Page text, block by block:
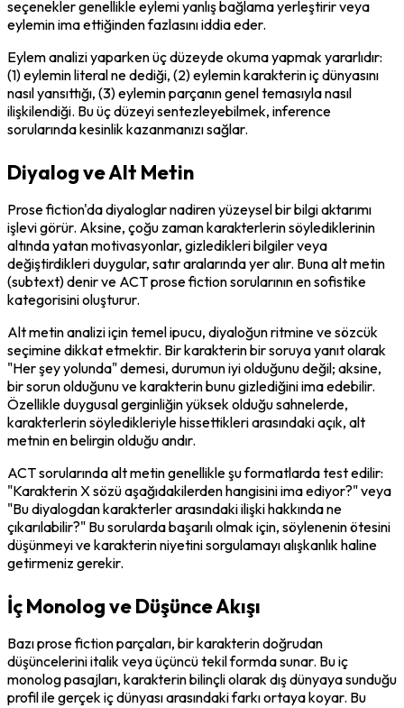
seçenekler genellikle eylemi yanlış bağlama yerleştirir veya
eylemin ima ettiğinden fazlasını iddia eder.
Eylem analizi yaparken üç düzeyde okuma yapmak yararlıdır:
(1) eylemin literal ne dediği, (2) eylemin karakterin iç dünyasını
nasıl yansıttığı, (3) eylemin parçanın genel temasıyla nasıl
ilişkilendiği. Bu üç düzeyi sentezleyebilmek, inference
sorularında kesinlik kazanmanızı sağlar.
Diyalog ve Alt Metin
Prose fiction'da diyaloglar nadiren yüzeysel bir bilgi aktarımı
işlevi görür. Aksine, çoğu zaman karakterlerin söylediklerinin
altında yatan motivasyonlar, gizledikleri bilgiler veya
değiştirdikleri duygular, satır aralarında yer alır. Buna alt metin
(subtext) denir ve ACT prose fiction sorularının en sofistike
kategorisini oluşturur.
Alt metin analizi için temel ipucu, diyaloğun ritmine ve sözcük
seçimine dikkat etmektir. Bir karakterin bir soruya yanıt olarak
"Her şey yolunda" demesi, durumun iyi olduğunu değil; aksine,
bir sorun olduğunu ve karakterin bunu gizlediğini ima edebilir.
Özellikle duygusal gerginliğin yüksek olduğu sahnelerde,
karakterlerin söyledikleriyle hissettikleri arasındaki açık, alt
metnin en belirgin olduğu andır.
ACT sorularında alt metin genellikle şu formatlarda test edilir:
"Karakterin X sözü aşağıdakilerden hangisini ima ediyor?" veya
"Bu diyalogdan karakterler arasındaki ilişki hakkında ne
çıkarılabilir?" Bu sorularda başarılı olmak için, söylenenin ötesini
düşünmeyi ve karakterin niyetini sorgulamayı alışkanlık haline
getirmeniz gerekir.
İç Monolog ve Düşünce Akışı
Bazı prose fiction parçaları, bir karakterin doğrudan
düşüncelerini italik veya üçüncü tekil formda sunar. Bu iç
monolog pasajları, karakterin bilinçli olarak dış dünyaya sunduğu
profil ile gerçek iç dünyası arasındaki farkı ortaya koyar. Bu